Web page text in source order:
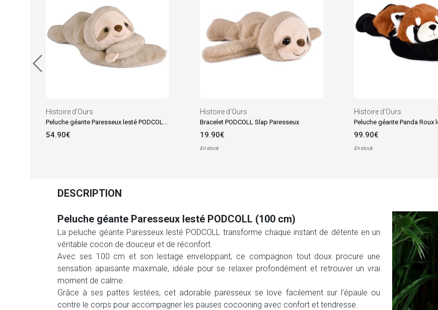
Histoire d'Ours
54.90€
Histoire d'Ours
Bracelet PODCOLL Slap Paresseux
19.90€
En stock
Histoire d'Ours
99.90€
En stock
DESCRIPTION
Peluche géante Paresseux lesté PODCOLL (100 cm)
La peluche géante Paresseux lesté PODCOLL transforme chaque instant de détente en un
véritable cocon de douceur et de réconfort.
Avec ses 100 cm et son lestage enveloppant, ce compagnon tout doux procure une
sensation apaisante maximale, idéale pour se relaxer profondément et retrouver un vrai
moment de calme.
Grâce à ses pattes lestées, cet adorable paresseux se love facilement sur l’épaule ou
contre le corps pour accompagner les pauses cocooning avec confort et tendresse.